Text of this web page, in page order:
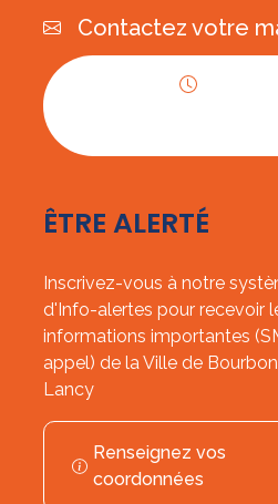
Contactez votre
ÊTRE ALERTÉ
Inscrivez-vous à notre
d'Info-alertes pour recevoir
informations importantes
appel) de la Ville de Bourbon
Lancy
Renseignez vos
coordonnées